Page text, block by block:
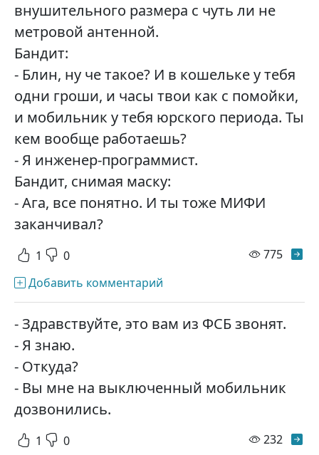
внушительного размера с чуть ли не
метровой антенной.
Бандит:
- Блин, ну че такое? И в кошельке у тебя
одни гроши, и часы твои как с помойки,
и мобильник у тебя юрского периода. Ты
кем вообще работаешь?
- Я инженер-программист.
Бандит, снимая маску:
- Ага, все понятно. И ты тоже МИФИ
заканчивал?
1 0 775
Добавить комментарий
- Здравствуйте, это вам из ФСБ звонят.
- Я знаю.
- Откуда?
- Вы мне на выключенный мобильник
дозвонились.
1 0 232